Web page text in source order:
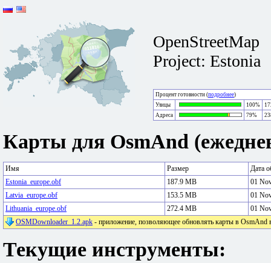
OpenStreetMap
Project: Estonia
Процент готовности (подробнее)
Улицы
100%
Адреса
79%
Карты для OsmAnd
Имя Размер
Дата
Estonia_europe.obf
187.9 MB
01
Latvia_europe.obf
153.5 MB
01
Lithuania_europe.obf
272.4 MB
01
OSMDownloader_1.2.apk - приложение, позволяющее обновлять карты в OsmAnd
Текущие инструменты: